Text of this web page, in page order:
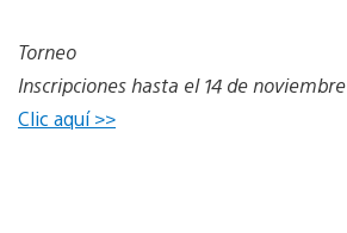
Torneo
Inscripciones hasta el 14 de noviembre
Clic aquí >>